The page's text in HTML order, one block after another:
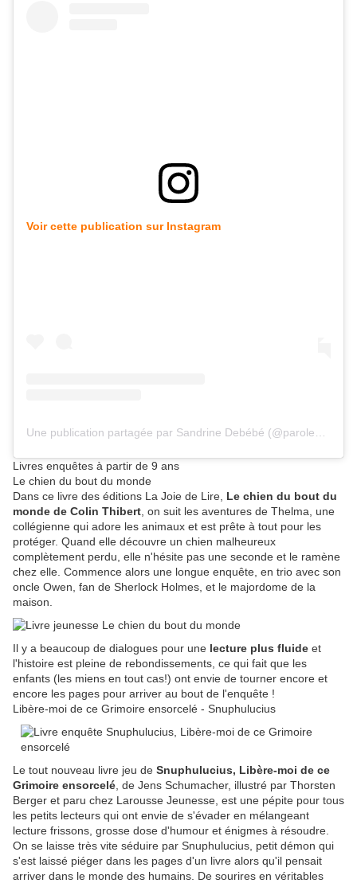
Voir cette publication sur Instagram
Livres enquêtes à partir de 9 ans
Le chien du bout du monde
Dans ce livre des éditions La Joie de Lire, Le chien du bout du
monde de Colin Thibert , on suit les aventures de Thelma, une
collégienne qui adore les animaux et est prête à tout pour les
protéger. Quand elle découvre un chien malheureux
complètement perdu, elle n'hésite pas une seconde et le ramène
chez elle. Commence alors une longue enquête, en trio avec son
oncle Owen, fan de Sherlock Holmes, et le majordome de la
maison.
Il y a beaucoup de dialogues pour une lecture plus fluide et
l'histoire est pleine de rebondissements, ce qui fait que les
enfants (les miens en tout cas!) ont envie de tourner encore et
encore les pages pour arriver au bout de l'enquête !
Libère-moi de ce Grimoire ensorcelé - Snuphulucius
Le tout nouveau livre jeu de Snuphulucius, Libère-moi de ce
Grimoire ensorcelé , de Jens Schumacher, illustré par Thorsten
Berger et paru chez Larousse Jeunesse, est une pépite pour tous
les petits lecteurs qui ont envie de s'évader en mélangeant
lecture frissons, grosse dose d'humour et énigmes à résoudre.
On se laisse très vite séduire par Snuphulucius, petit démon qui
s'est laissé piéger dans les pages d'un livre alors qu'il pensait
arriver dans le monde des humains. De sourires en véritables